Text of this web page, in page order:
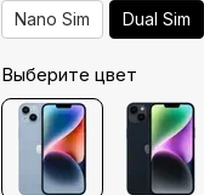
Nano Sim Dual Sim
Выберите цвет